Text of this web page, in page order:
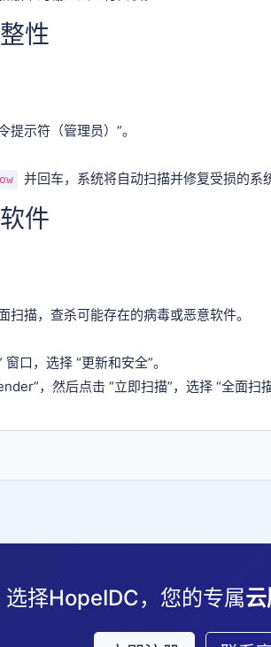
性
提示符（管理员）”。
并回车，系统将自动扫描并修复受损的系
件
描，查杀可能存在的病毒或恶意软件。
口，选择 “更新和安全”。
，然后点击 “立即扫描”，选择 “全面扫
选择HopeIDC，您的专属